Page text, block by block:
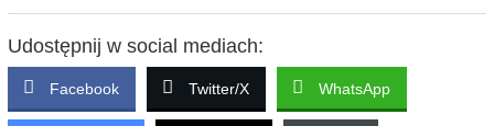
Udostępnij w social mediach:
Facebook Twitter/X WhatsApp